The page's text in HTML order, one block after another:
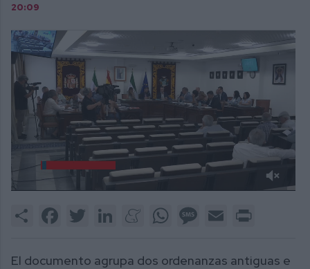
20:09
2
Share FacebookTwitter LinkedInMeneameWhatsAppMessage
Email
El documento agrupa dos ordenanzas antiguas e